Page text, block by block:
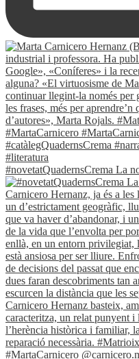
#novetatQuadernsCrema La